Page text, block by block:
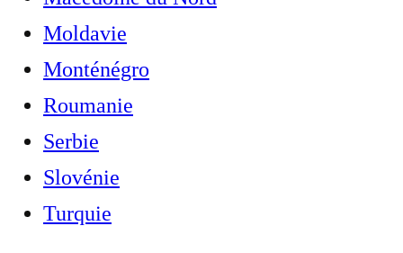
Moldavie
Monténégro
Roumanie
Serbie
Slovénie
Turquie